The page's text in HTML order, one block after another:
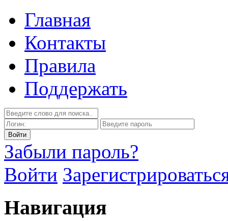
Главная
Контакты
Правила
Поддержать
Забыли пароль?
Войти
Навигация